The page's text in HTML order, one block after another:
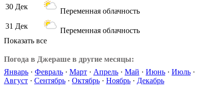
30 Дек
Переменная облачность
31 Дек
Переменная облачность
Показать все
Погода в Джераше в другие месяцы:
Январь · Февраль · Март · Апрель · Май · Июнь · Июль ·
Август · Сентябрь · Октябрь · Ноябрь · Декабрь